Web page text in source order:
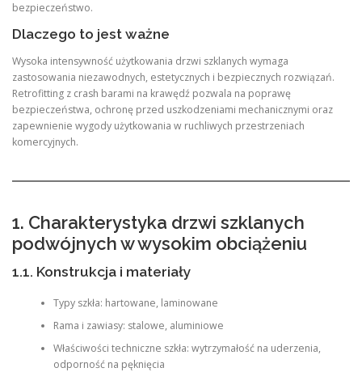
bezpieczeństwo.
Dlaczego to jest ważne
Wysoka intensywność użytkowania drzwi szklanych wymaga
zastosowania niezawodnych, estetycznych i bezpiecznych rozwiązań.
Retrofitting z crash barami na krawędź pozwala na poprawę
bezpieczeństwa, ochronę przed uszkodzeniami mechanicznymi oraz
zapewnienie wygody użytkowania w ruchliwych przestrzeniach
komercyjnych.
1. Charakterystyka drzwi szklanych
podwójnych w wysokim obciążeniu
1.1. Konstrukcja i materiały
Typy szkła: hartowane, laminowane
Rama i zawiasy: stalowe, aluminiowe
Właściwości techniczne szkła: wytrzymałość na uderzenia,
odporność na pęknięcia